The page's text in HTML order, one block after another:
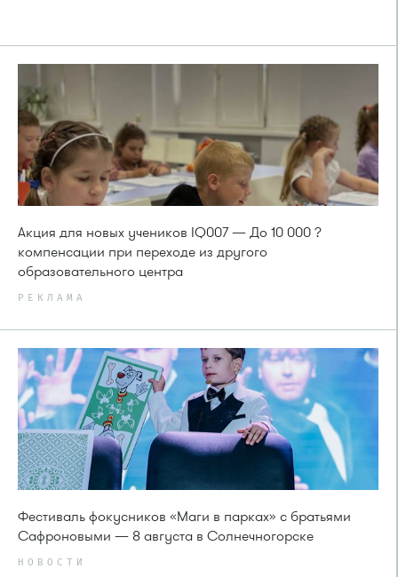
Акция для новых учеников IQ007 — До 10 000 ?
компенсации при переходе из другого
образовательного центра
РЕКЛАМА
Фестиваль фокусников «Маги в парках» с братьями
Сафроновыми — 8 августа в Солнечногорске
НОВОСТИ